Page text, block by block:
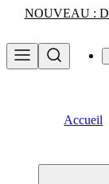
NOUVEAU :
Accueil